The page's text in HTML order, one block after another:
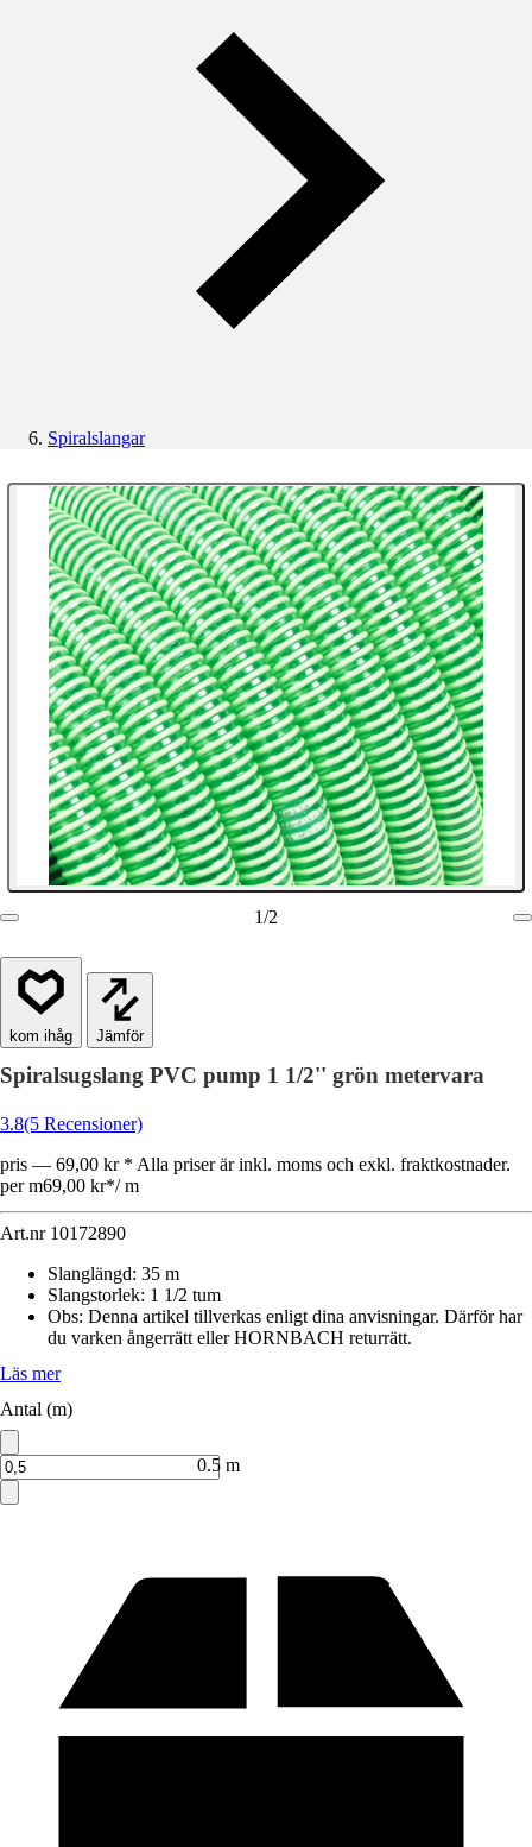
Spiralslangar
1/2
Jämför
Spiralsugslang PVC pump 1 1/2'' grön metervara
3.8(5 Recensioner)
pris — 69,00 kr * Alla priser är inkl. moms och exkl. fraktkostnader.
per m69,00 kr*/ m
Art.nr 10172890
Slanglängd: 35 m
Slangstorlek: 1 1/2 tum
Obs: Denna artikel tillverkas enligt dina anvisningar. Därför har
du varken ångerrätt eller HORNBACH returrätt.
Läs mer
Antal (m)
0.5 m